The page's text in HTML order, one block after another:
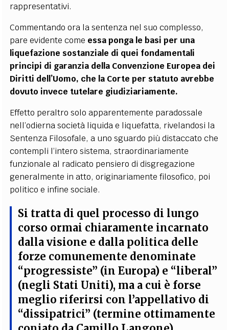
rappresentativi.
Commentando ora la sentenza nel suo complesso,
pare evidente come essa ponga le basi per una
liquefazione sostanziale di quei fondamentali
principi di garanzia della Convenzione Europea dei
Diritti dell’Uomo, che la Corte per statuto avrebbe
dovuto invece tutelare giudiziariamente.
Effetto peraltro solo apparentemente paradossale
nell’odierna società liquida e liquefatta, rivelandosi la
Sentenza Filosofale, a uno sguardo più distaccato che
contempli l’intero sistema, straordinariamente
funzionale al radicato pensiero di disgregazione
generalmente in atto, originariamente filosofico, poi
politico e infine sociale.
Si tratta di quel processo di lungo
corso ormai chiaramente incarnato
dalla visione e dalla politica delle
forze comunemente denominate
“progressiste” (in Europa) e “liberal”
(negli Stati Uniti), ma a cui è forse
meglio riferirsi con l’appellativo di
“dissipatrici” (termine ottimamente